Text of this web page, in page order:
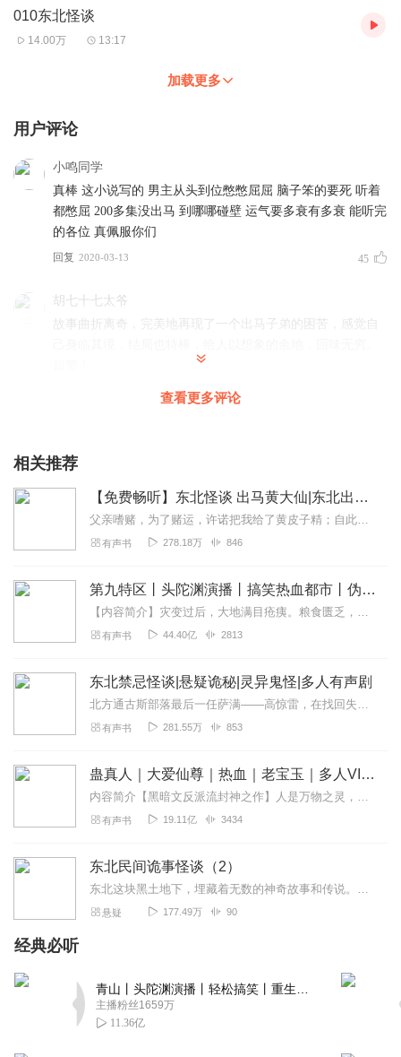
010东北怪谈
14.00万 13:17
加载更多
用户评论
小鸣同学
真棒 这小说写的 男主从头到位憋憋屈屈 脑子笨的要死 听着
都憋屈 200多集没出马 到哪哪碰壁 运气要多衰有多衰 能听完
的各位 真佩服你们
回复 2020-03-13 45
胡七十七太爷
故事曲折离奇，完美地再现了一个出马子弟的困苦，感觉自
我觉得吧这小说挺不错的，听着也上瘾，在不知不觉中就能
就停不下来了，小说写的不错，主角也确实有点衰，听到三
百多集可算出马了，不错，主播加油！
2020-03-24
因莫124521878
听得很过瘾
2019-11-25
忧伤的保暖裤
说实话，这是我听过的最气人的小说，没有之一
2020-04-29
丿雨丶晨
不错哦，还有30集怎么听啊？
2019-12-31
存一世牛逼
这算是烂尾了吧有没有续集呀
2022-05-08
听友238059466
对主播还是很满意的，对这书简直是无语了，这应该是我看
过最弱的主角没有之一，看了两百集主角还像一个猪一样
2020-05-30
查看更多评论
相关推荐
【免费畅听】东北怪谈 出马黄大仙|东北出马仙|悬疑
父亲嗜赌，为了赌运，许诺把我给了黄皮子精；自此我和黄皮子结下了机缘。大学毕业后，进入东北林场工作后，什么鬼吹灯、走马仙儿、黄皮子拜人、深山老墓，深山老林几乎”...
有声书 278.18万 846
第九特区丨头陀渊演播丨搞笑热血都市丨伪戒丨VIP免费多人有声剧
【内容简介】灾变过后，大地满目疮痍。粮食匮乏，资源紧俏，局势混乱……一位从待规划区杀出来的青年，背对着漫天黄沙，孤身来到九区谋生，却不曾想偶然结识三五好友，一念...
有声书 44.40亿 2813
东北禁忌怪谈|悬疑诡秘|灵异鬼怪|多人有声剧
北方通古斯部落最后一任萨满——高惊雷，在找回失传的萨满人偶途中发生的种种故事
有声书 281.55万 853
蛊真人｜大爱仙尊｜热血｜老宝玉｜多人VIP免费有声剧
内容简介【黑暗文反派流封神之作】人是万物之灵，蛊是天地真精。一个穿越者不断重生的故事。一个养蛊、炼蛊、用蛊的奇特世界。配音组（男角色）老宝玉旁白...
有声书 19.11亿 3434
东北民间诡事怪谈（2）
东北这块黑土地下，埋藏着无数的神奇故事和传说。上了年头的棒槌（人参），必须用铜钱红绳绑上，否则就会跑掉，百年以上的棒槌甚至会化形跑到村里和孩子们玩过家家。神秘的...
悬疑 177.49万 90
经典必听
主播粉丝1659万
11.36亿